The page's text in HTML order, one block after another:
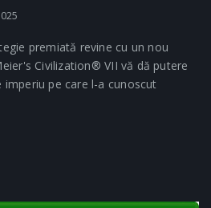
premiată revine cu un nou
Civilization® VII vă dă putere
pe care l-a cunoscut